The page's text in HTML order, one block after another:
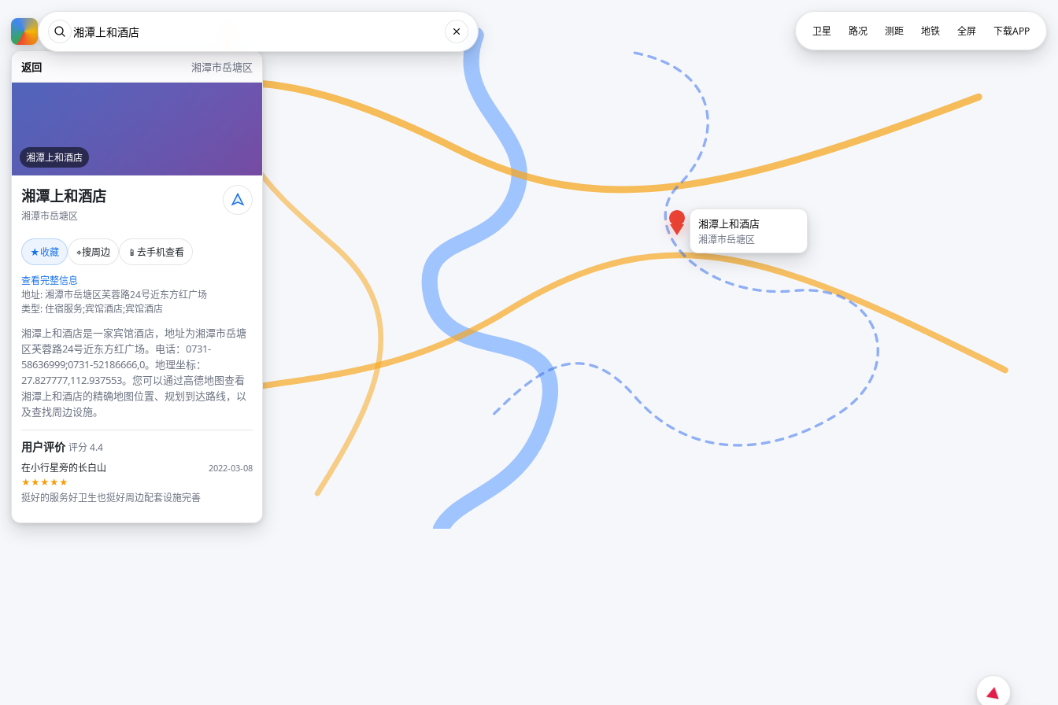
返回 湘潭市岳塘区
湘潭上和酒店
湘潭上和酒店
湘潭市岳塘区
★收藏 ⌖搜周边 📱 去手机查看
查看完整信息
地址: 湘潭市岳塘区芙蓉路24号近东方红广场
类型: 住宿服务;宾馆酒店;宾馆酒店
湘潭上和酒店是一家宾馆酒店，地址为湘潭市岳塘
区芙蓉路24号近东方红广场。电话：0731-
58636999;0731-52186666,0。地理坐标：
27.827777,112.937553。您可以通过高德地图查看
湘潭上和酒店的精确地图位置、规划到达路线，以
及查找周边设施。
用户评价评分 4.4
在小行星旁的长白山
2022-03-08
★★★★★
挺好的服务好卫生也挺好周边配套设施完善
湘潭上和酒店
湘潭市岳塘区
卫星 路况 测距 地铁 全屏 下载APP